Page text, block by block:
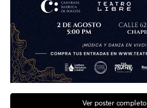
Ver poster completo